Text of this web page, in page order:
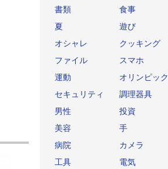
書類
食事
夏
遊び
オシャレ
クッキング
ファイル
スマホ
運動
オリンピック
セキュリティ
調理器具
男性
投資
美容
手
病院
カメラ
工具
電気